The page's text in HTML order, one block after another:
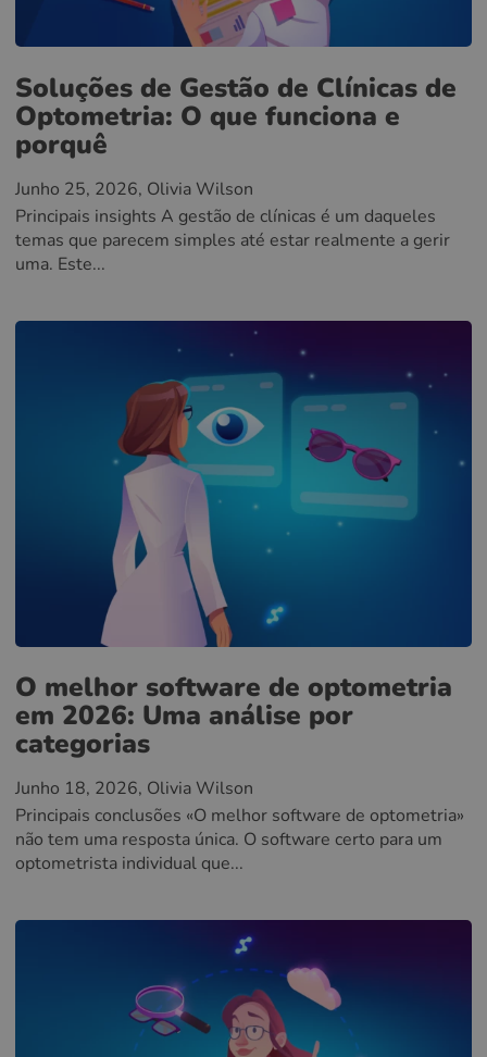
Soluções de Gestão de Clínicas de
Optometria: O que funciona e
porquê
Junho 25, 2026, Olivia Wilson
Principais insights A gestão de clínicas é um daqueles
temas que parecem simples até estar realmente a gerir
uma. Este...
O melhor software de optometria
em 2026: Uma análise por
categorias
Junho 18, 2026, Olivia Wilson
Principais conclusões «O melhor software de optometria»
não tem uma resposta única. O software certo para um
optometrista individual que...